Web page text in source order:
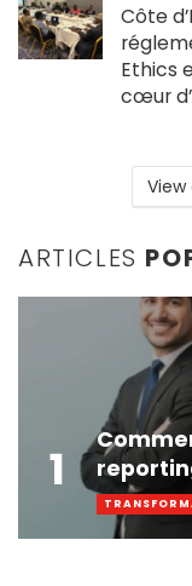
Côte
Ethics
cœur
ARTICLES
1